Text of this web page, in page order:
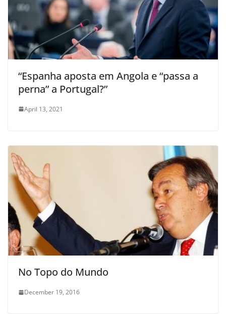
“Espanha aposta em Angola e “passa a
perna” a Portugal?”
April 13, 2021
No Topo do Mundo
December 19, 2016